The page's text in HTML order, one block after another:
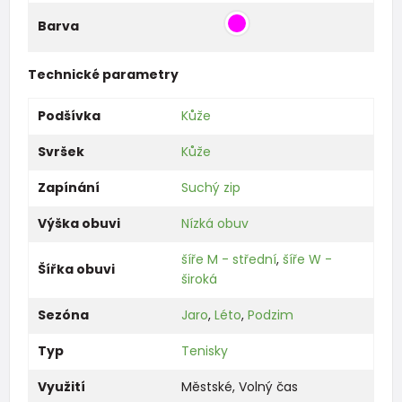
Barva
Technické parametry
Podšívka
Kůže
Svršek
Kůže
Zapínání
Suchý zip
Výška obuvi
Nízká obuv
Šířka obuvi
šíře M - střední, šíře W -
široká
Sezóna
Jaro, Léto, Podzim
Typ
Tenisky
Využití
Městské, Volný čas